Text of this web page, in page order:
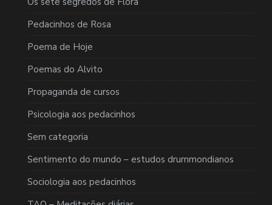
Pedacinhos de Rosa
Poema de Hoje
Poemas do Alvito
Propaganda de cursos
Psicologia aos pedacinhos
Sem categoria
Sentimento do mundo – estudos drummondianos
Sociologia aos pedacinhos